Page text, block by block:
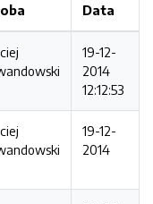
Data
19-12-
2014
12:12:53
19-12-
2014